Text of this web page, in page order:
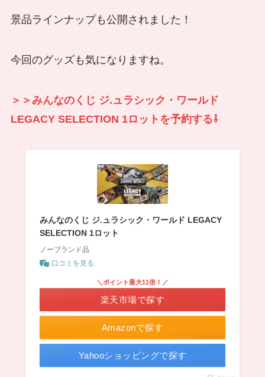
景品ラインナップも公開されました！
今回のグッズも気になりますね。
＞＞みんなのくじ ジ.ュラシック・ワールド
LEGACY SELECTION 1ロットを予約する⇩
みんなのくじ ジ.ュラシック・ワールド LEGACY
SELECTION 1ロット
ノーブランド品
口コミを見る
Amazonで探す
＼ポイント最大11倍！／
楽天市場で探す
Yahooショッピングで探す